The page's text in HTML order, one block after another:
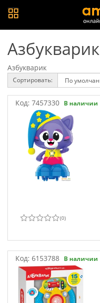
Азбукварик
Азбукварик
Сортировать:
Код: 7457330 В наличии
(0)
Код: 6153788 В наличии